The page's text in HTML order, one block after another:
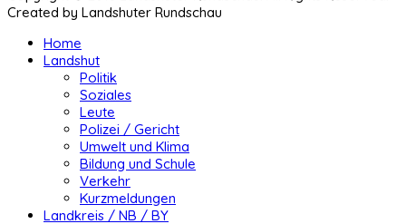
Created by Landshuter Rundschau
Home
Landshut
Politik
Soziales
Leute
Polizei / Gericht
Umwelt und Klima
Bildung und Schule
Verkehr
Kurzmeldungen
Landkreis / NB / BY